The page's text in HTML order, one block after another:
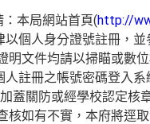
：本局網站首頁(http://
以個人身分證號註冊，
明文件均請以掃瞄或數
人註冊之帳號密碼登入
蓋關防或經學校認定核
核如有不實，本府將逕